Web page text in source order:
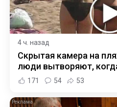
4 ч. назад
Скрытая камера на
люди вытворяют,
171 54 53